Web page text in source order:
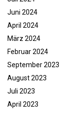
Juni 2024
April 2024
März 2024
Februar 2024
September 2023
August 2023
Juli 2023
April 2023